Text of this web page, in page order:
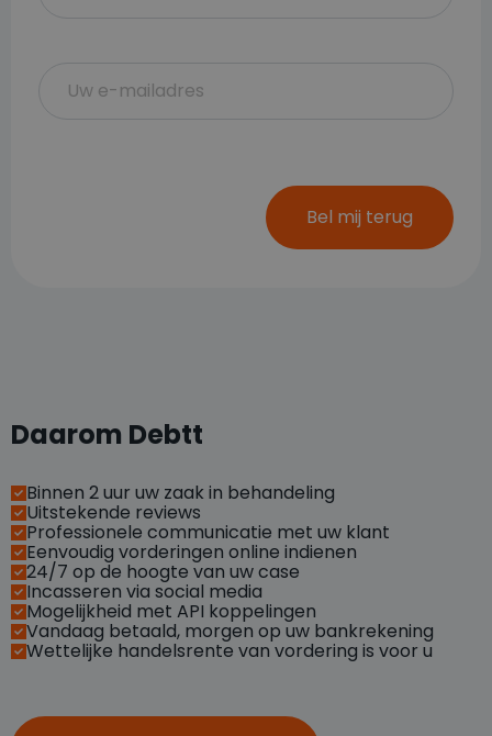
Bel mij terug
Daarom Debtt
Binnen 2 uur uw zaak in behandeling
Uitstekende reviews
Professionele communicatie met uw klant
Eenvoudig vorderingen online indienen
24/7 op de hoogte van uw case
Incasseren via social media
Mogelijkheid met API koppelingen
Vandaag betaald, morgen op uw bankrekening
Wettelijke handelsrente van vordering is voor u